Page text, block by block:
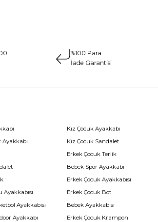
%100 Para
İade Garantisi
Ayakkabı
Ayakkabısı
Ayakkabısı
Ayakkabı
Kız Çocuk Ayakkabı
Kız Çocuk Sandalet
Erkek Çocuk Terlik
Bebek Spor Ayakkabı
Erkek Çocuk Ayakkabısı
Erkek Çocuk Bot
Bebek Ayakkabısı
Erkek Çocuk Krampon